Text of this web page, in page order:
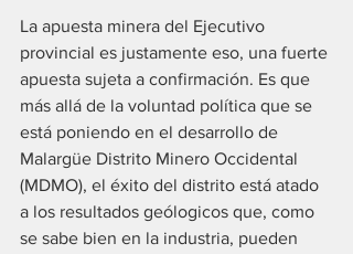
La apuesta minera del Ejecutivo
provincial es justamente eso, una fuerte
apuesta sujeta a confirmación. Es que
más allá de la voluntad política que se
está poniendo en el desarrollo de
Malargüe Distrito Minero Occidental
(MDMO), el éxito del distrito está atado
a los resultados geólogicos que, como
se sabe bien en la industria, pueden